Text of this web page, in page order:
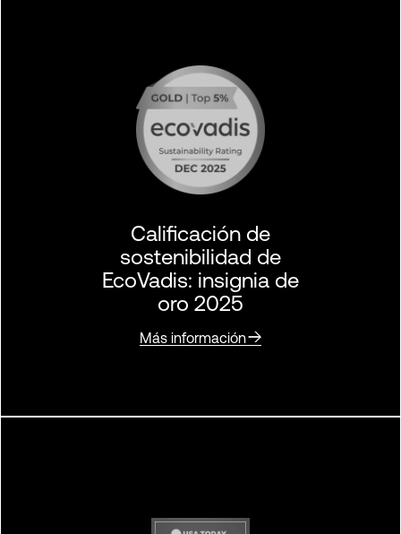
Calificación de
sostenibilidad de
EcoVadis: insignia de
oro 2025
Más información